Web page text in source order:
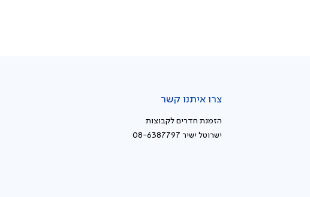
צרו איתנו קשר
הזמנת חדרים לקבוצות
ישרוטל ישיר 08-6387797